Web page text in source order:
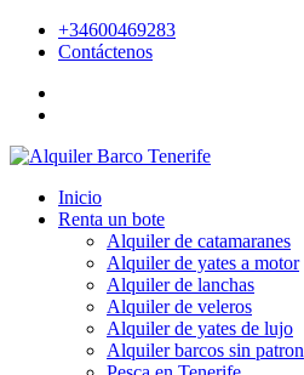
+34600469283
Contáctenos
Inicio
Renta un bote
Alquiler de catamaranes
Alquiler de yates a motor
Alquiler de lanchas
Alquiler de veleros
Alquiler de yates de lujo
Alquiler barcos sin patron